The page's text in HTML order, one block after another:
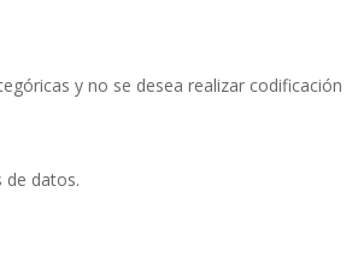
y no se desea realizar codificación
de datos.